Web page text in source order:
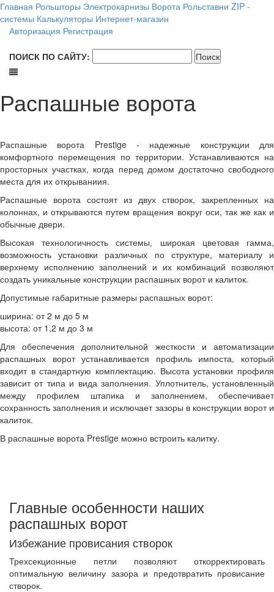
Главная Рольшторы Электрокарнизы Ворота Рольставни ZIP -
системы Калькуляторы Интернет-магазин
Авторизация Регистрация
ПОИСК ПО САЙТУ:
Распашные ворота
Распашные ворота Prestige - надежные конструкции для
комфортного перемещения по территории. Устанавливаются на
просторных участках, когда перед домом достаточно свободного
места для их открываниия.
Распашные ворота состоят из двух створок, закрепленных на
колоннах, и открываются путем вращения вокруг оси, так же как и
обычные двери.
Высокая технологичность системы, широкая цветовая гамма,
возможность установки различных по структуре, материалу и
верхнему исполнению заполнений и их комбинаций позволяют
создать уникальные конструкции распашных ворот и калиток.
Допустимые габаритные размеры распашных ворот:
ширина: от 2 м до 5 м
высота: от 1,2 м до 3 м
Для обеспечения дополнительной жесткости и автоматизации
распашных ворот устанавливается профиль импоста, который
входит в стандартную комплектацию. Высота установки профиля
зависит от типа и вида заполнения. Уплотнитель, установленный
между профилем штапика и заполнением, обеспечивает
сохранность заполнения и исключает зазоры в конструкции ворот и
калиток.
В распашные ворота Prestige можно встроить калитку.
Главные особенности наших
распашных ворот
Избежание провисания створок
Трехсекционные петли позволяют откорректировать
оптимальную величину зазора и предотвратить провисание
створок.